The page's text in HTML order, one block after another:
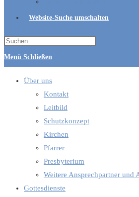
Website-Suche umschalten
Menü Schließen
Über uns
Kontakt
Leitbild
Schutzkonzept
Kirchen
Pfarrer
Presbyterium
Weitere Ansprechpartner und
Gottesdienste